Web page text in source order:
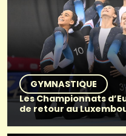
GYMNASTIQUE
Les Championnats
de retour au